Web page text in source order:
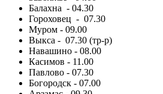
Балахна - 04.30
Гороховец - 07.30
Муром - 09.00
Выкса - 07.30 (тр-р)
Навашино - 08.00
Касимов - 11.00
Павлово - 07.30
Богородск - 07.00